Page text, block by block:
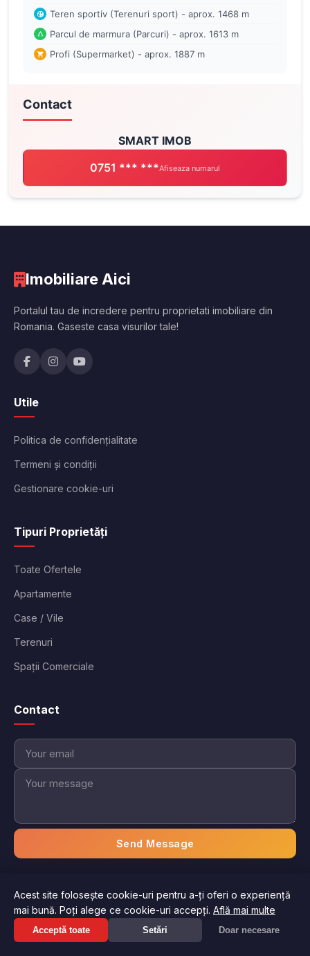
Teren sportiv (Terenuri sport) - aprox. 1468 m
Parcul de marmura (Parcuri) - aprox. 1613 m
Profi (Supermarket) - aprox. 1887 m
Contact
SMART IMOB
0751 *** ***Afiseaza numarul
Suna acum: 0751 *** *** Afiseaza numarul
Imobiliare Aici
Portalul tau de incredere pentru proprietati imobiliare din
Romania. Gaseste casa visurilor tale!
Utile
Politica de confidențialitate
Termeni și condiții
Gestionare cookie-uri
Tipuri Proprietăți
Toate Ofertele
Apartamente
Case / Vile
Terenuri
Spații Comerciale
Contact
Send Message
© 2026 Imobiliare Aici. Toate drepturile rezervate.
Politica de confidențialitateTermeni și condiții
Gestionați preferințele
Acest site folosește cookie-uri pentru a-ți oferi o experiență
mai bună. Poți alege ce cookie-uri accepți. Află mai multe
Acceptă toate Setări Doar necesare